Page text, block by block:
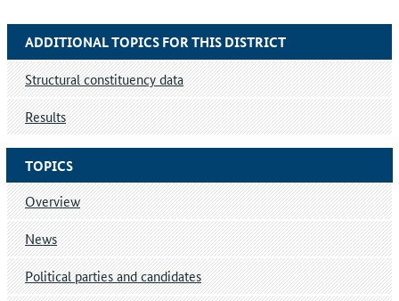
TOPICS
Overview
News
Political parties and candidates
ADDITIONAL TOPICS FOR THIS DISTRICT
Structural constituency data
Results